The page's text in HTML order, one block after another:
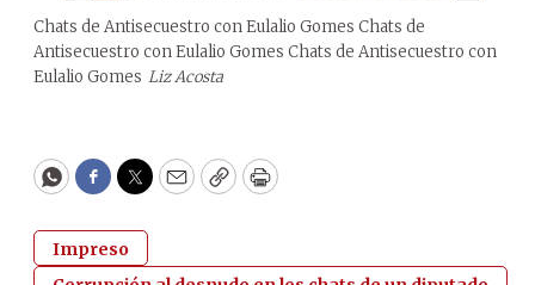
Chats de Antisecuestro con Eulalio Gomes Chats de
Antisecuestro con Eulalio Gomes Chats de Antisecuestro con
Eulalio Gomes Liz Acosta
WhatsApp
Facebook
Twitter
EmailCopyPrint
Impreso